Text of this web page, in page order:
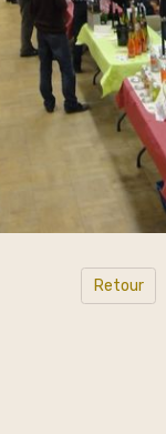
Retour